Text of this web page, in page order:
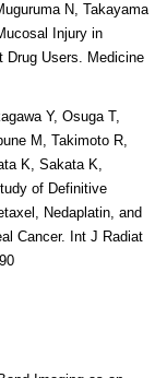
N, Takayama
Injury in
Drug Users. Medicine
Y, Osuga T,
M, Takimoto R,
K, Sakata K,
of Definitive
Nedaplatin, and
Cancer. Int J Radiat